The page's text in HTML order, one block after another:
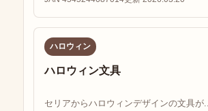
ハロウィン
ハロウィン文具
セリアからハロウィンデザインの文具が...